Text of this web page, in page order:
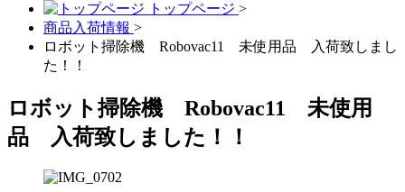
トップページ >
商品入荷情報 >
ロボット掃除機 Robovac11 未使用品 入荷致しまし
た！！
ロボット掃除機 Robovac11 未使用
品 入荷致しました！！